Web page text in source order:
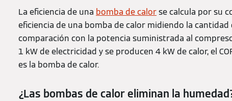
La eficiencia de una bomba de calorse calcula por su
eficiencia de una bomba de calor midiendo la
comparación con la potencia suministrada al
1 kW de electricidad y se producen 4 kW de calor, el
es la bomba de calor.
¿Las bombas de calor eliminan la